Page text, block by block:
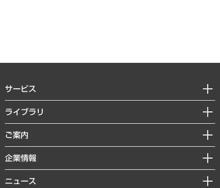
サービス
経営戦略
組織・人事戦略
デジタルイノベーション
共生・ダイバーシティ
ライブラリ
経済調査
レポート
コラム
ご案内
セミナー・イベント情報
MUFGビジネスセミナー
受託案件情報
企業情報
私たちの想い
ニュース